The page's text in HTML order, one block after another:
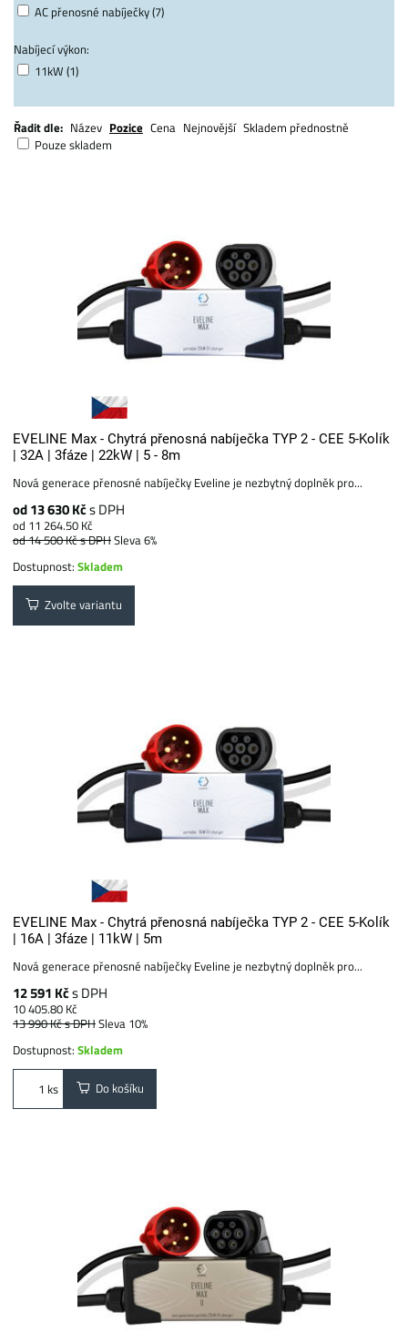
AC přenosné nabíječky (7)
Nabíjecí výkon:
11kW (1)
Řadit dle: Název Pozice Cena Nejnovější Skladem přednostně
Pouze skladem
EVELINE Max - Chytrá přenosná nabíječka TYP 2 - CEE 5-Kolík
| 32A | 3fáze | 22kW | 5 - 8m
Nová generace přenosné nabíječky Eveline je nezbytný doplněk pro...
od 13 630 Kčs DPH
od 11 264.50 Kč
od 14 500 Kčs DPHSleva 6%
Dostupnost:Skladem
Zvolte variantu
EVELINE Max - Chytrá přenosná nabíječka TYP 2 - CEE 5-Kolík
| 16A | 3fáze | 11kW | 5m
Nová generace přenosné nabíječky Eveline je nezbytný doplněk pro...
12 591 Kčs DPH
10 405.80 Kč
13 990 Kčs DPHSleva 10%
Dostupnost:Skladem
ks Do košíku